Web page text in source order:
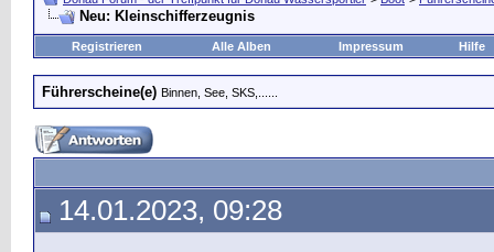
Neu: Kleinschifferzeugnis
Registrieren Alle Alben Impressum Hilfe
Führerscheine(e) Binnen, See, SKS,......
14.01.2023, 09:28